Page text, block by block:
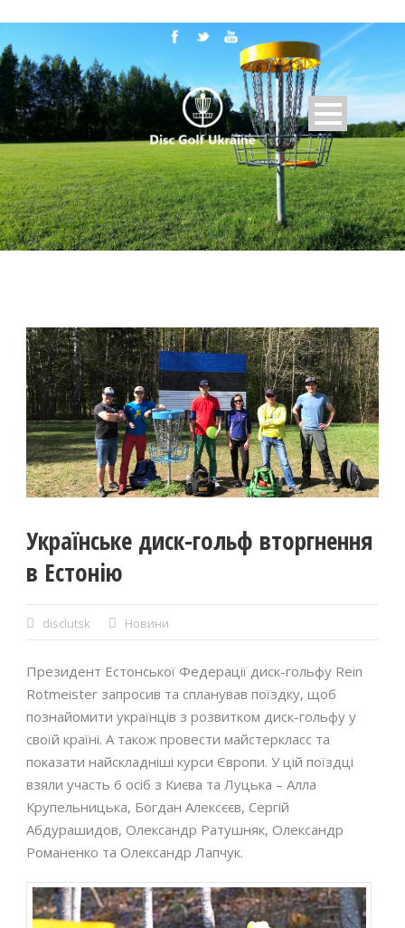
Українське диск-гольф вторгнення
в Естонію
disclutsk Новини
Президент Естонської Федерації диск-гольфу Rein
Rotmeister запросив та спланував поїздку, щоб
познайомити українців з розвитком диск-гольфу у
своїй країні. А також провести майстеркласс та
показати найскладніші курси Європи. У цій поїздці
взяли участь 6 осіб з Києва та Луцька – Алла
Крупельницька, Богдан Алексєєв, Сергій
Абдурашидов, Олександр Ратушняк, Олександр
Романенко та Олександр Лапчук.